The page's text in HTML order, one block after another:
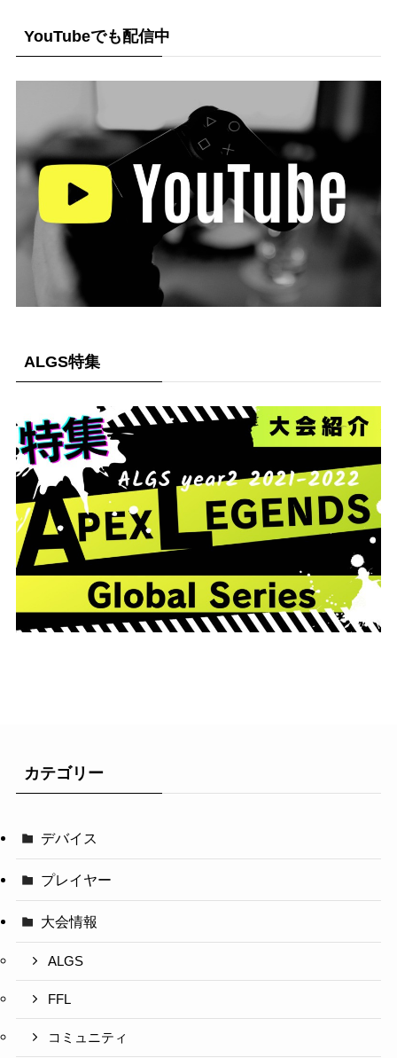
YouTubeでも配信中
ALGS特集
カテゴリー
デバイス
プレイヤー
大会情報
ALGS
FFL
コミュニティ